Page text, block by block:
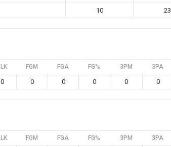
10 23
FGM FGA FG% 3PM 3PA
0 0 0 0 0 0
FGM FGA FG% 3PM 3PA